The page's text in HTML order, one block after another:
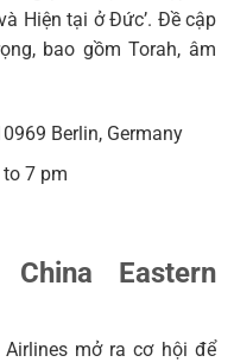
Hiện tại ở Đức’. Đề cập
bao gồm Torah, âm
Berlin, Germany
7 pm
Eastern
mở ra cơ hội để